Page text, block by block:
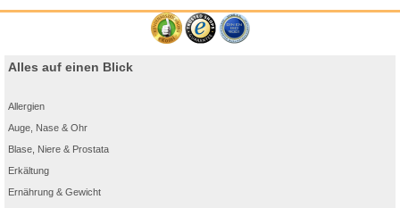
Alles auf einen Blick
Allergien
Auge, Nase & Ohr
Blase, Niere & Prostata
Erkältung
Ernährung & Gewicht